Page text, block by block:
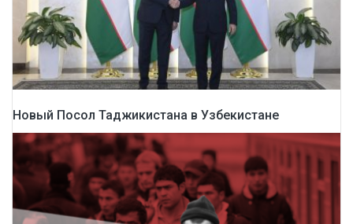
Новый Посол Таджикистана в Узбекистане